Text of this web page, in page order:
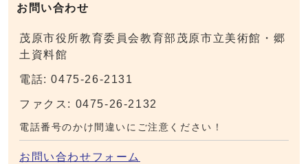
お問い合わせ
茂原市役所教育委員会教育部茂原市立美術館・郷
土資料館
電話: 0475-26-2131
ファクス: 0475-26-2132
電話番号のかけ間違いにご注意ください！
お問い合わせフォーム